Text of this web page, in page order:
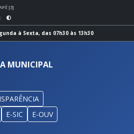
[3]
à Sexta, das 07h30 às 13h30
MUNICIPAL
E-SIC E-OUV